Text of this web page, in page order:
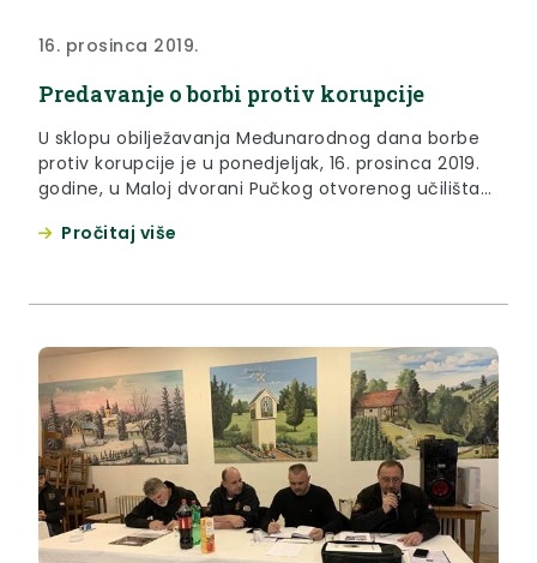
16. prosinca 2019.
Predavanje o borbi protiv korupcije
U sklopu obilježavanja Međunarodnog dana borbe
protiv korupcije je u ponedjeljak, 16. prosinca 2019.
godine, u Maloj dvorani Pučkog otvorenog učilišta
nazivom Korupcija.
Pročitaj više